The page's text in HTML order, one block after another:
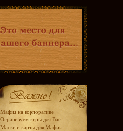
Мафия на корпоративе
Огранизуем игры для Вас
Маски и карты для Мафии